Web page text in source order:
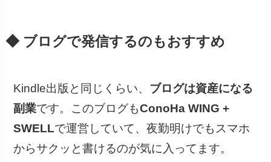
◆ ブログで発信するのもおすすめ
Kindle出版と同じくらい、 ブログは資産になる
副業です。このブログもConoHa WING +
SWELLで運営していて、夜勤明けでもスマホ
からサクッと書けるのが気に入ってます。